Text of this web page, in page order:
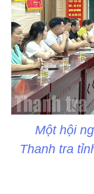
Một hội
Thanh tra